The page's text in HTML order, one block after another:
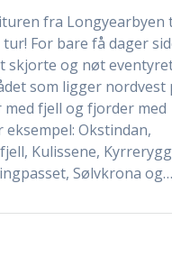
fra Longyearbyen
For bare få dager
skjorte og nøt
som ligger nordvest
fjell og fjorder med
Okstindan,
Kulissene,
Sølvkrona og…